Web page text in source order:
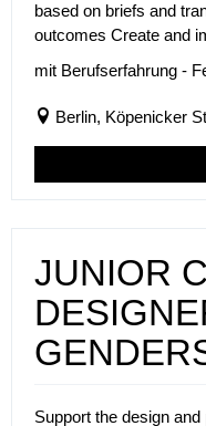
based on briefs and
outcomes Create and
mit Berufserfahrung -
Berlin, Köpenicker
JUNIOR
Support the design